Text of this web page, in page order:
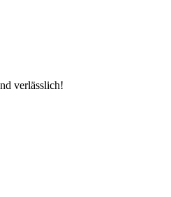
verlässlich!